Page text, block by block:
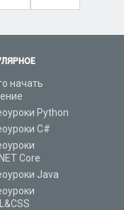
начать
Python
C#
Core
Java